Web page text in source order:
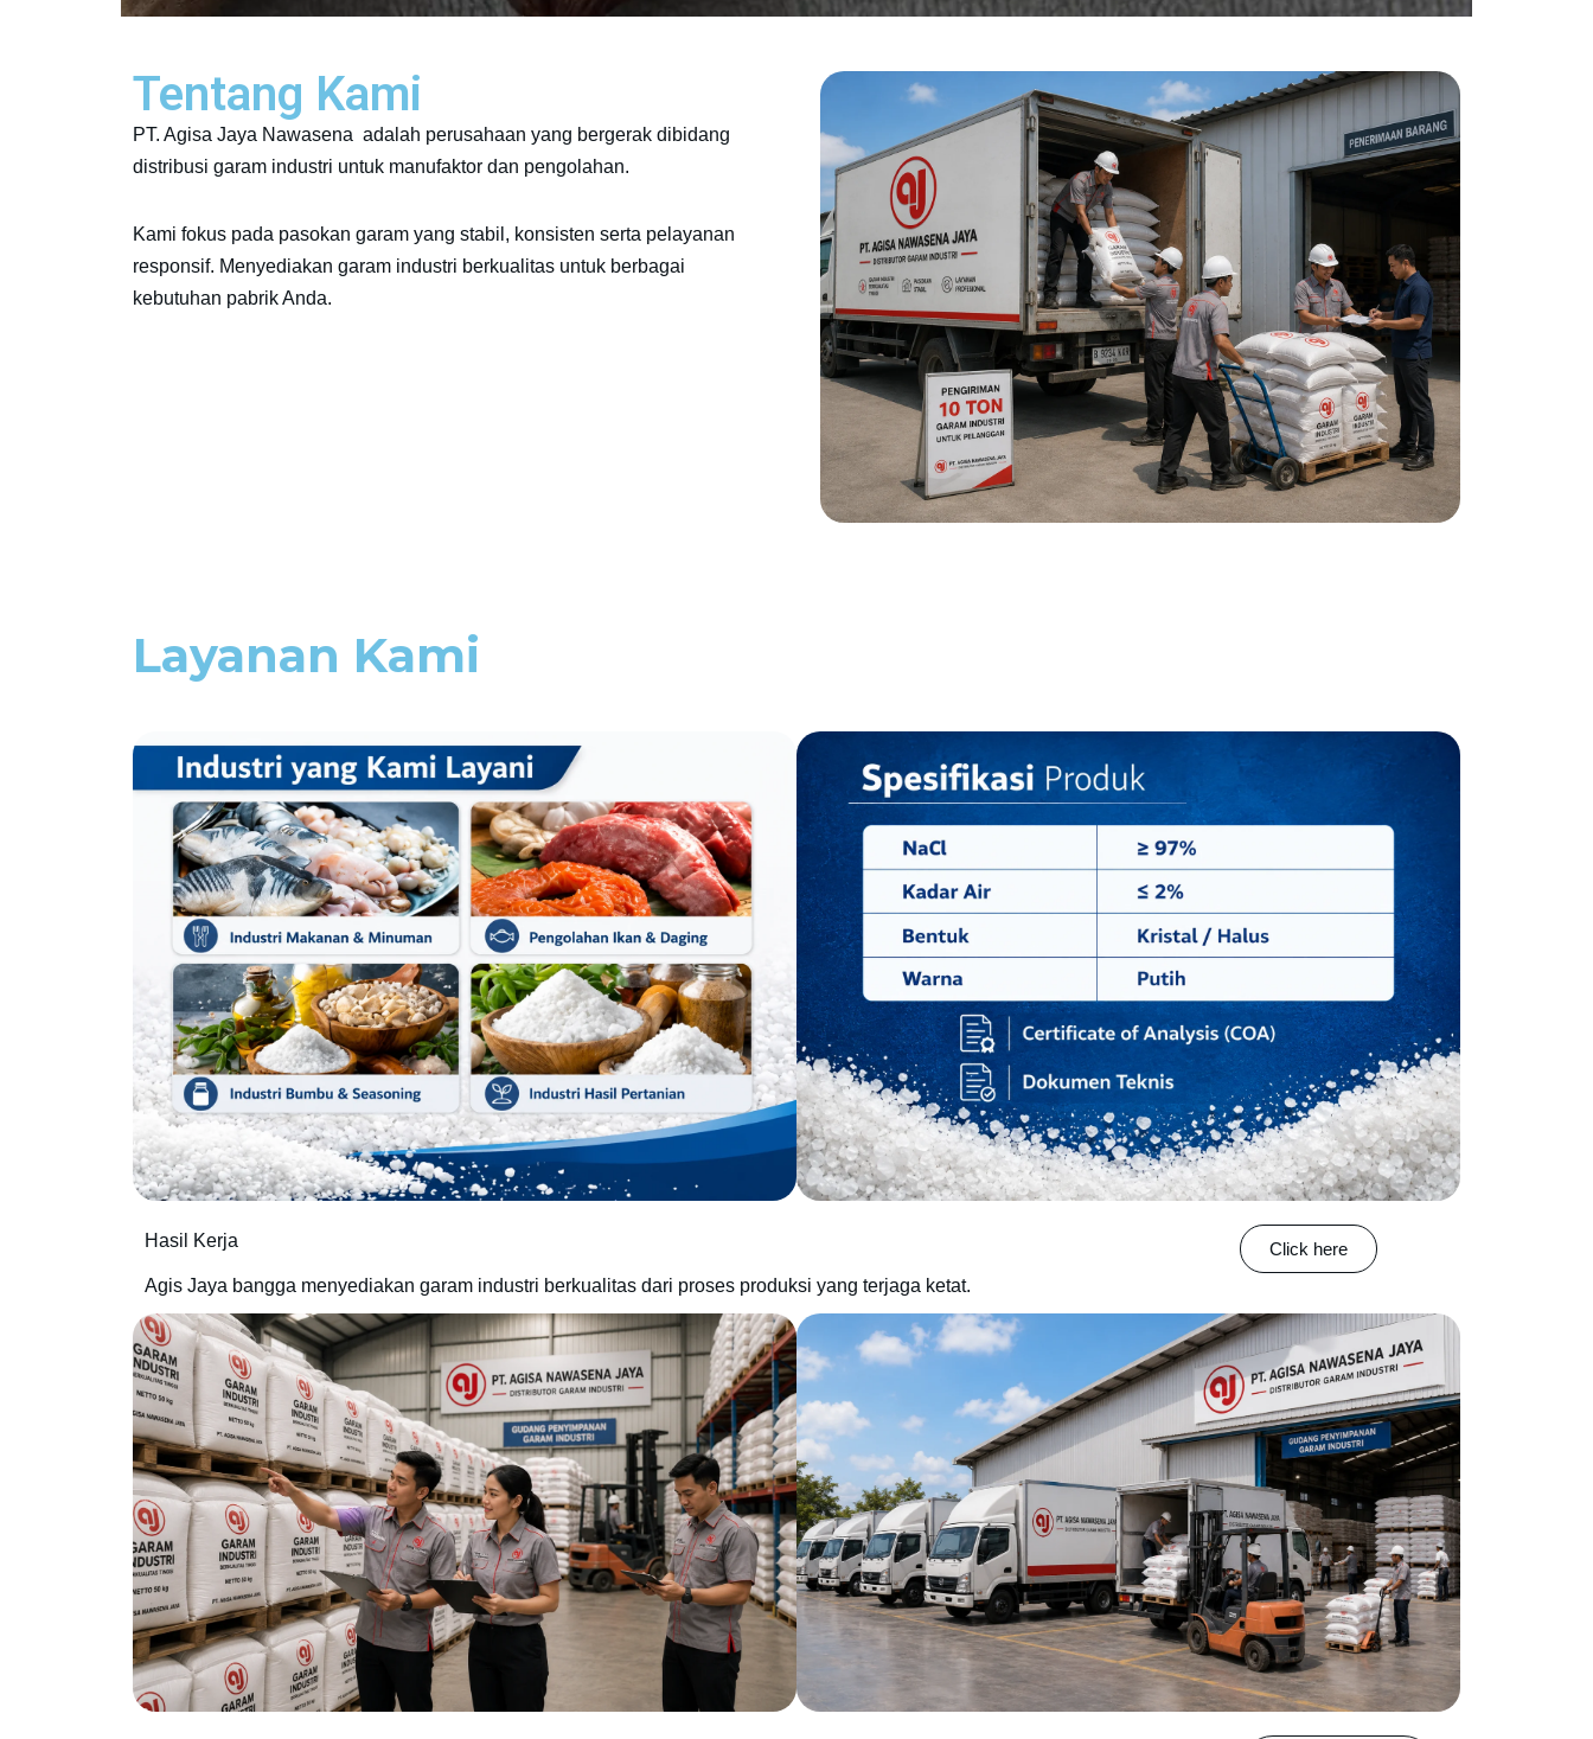
Tentang Kami
PT. Agisa Jaya Nawasena adalah perusahaan yang bergerak dibidang
distribusi garam industri untuk manufaktor dan pengolahan.
Kami fokus pada pasokan garam yang stabil, konsisten serta pelayanan
responsif. Menyediakan garam industri berkualitas untuk berbagai
kebutuhan pabrik Anda.
Layanan Kami
Hasil Kerja
Agis Jaya bangga menyediakan garam industri berkualitas dari proses produksi yang terjaga ketat.
Click here